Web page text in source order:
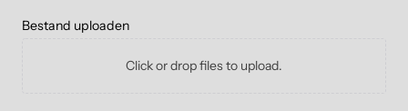
Bestand uploaden
Click or drop files to upload.